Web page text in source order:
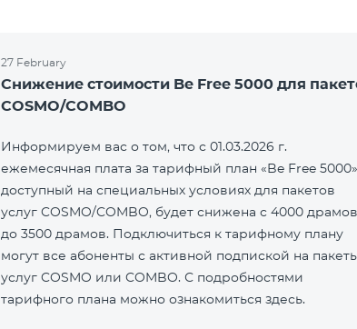
27 February
Снижение стоимости Be Free 5000 для
COSMO/COMBO
Информируем вас о том, что с 01.03.2026 г.
ежемесячная плата за тарифный план «Be Free
доступный на специальных условиях для пакетов
услуг COSMO/COMBO, будет снижена с 4000 драмов
до 3500 драмов. Подключиться к тарифному плану
могут все абоненты с активной подпиской на
услуг COSMO или COMBO. С подробностями
тарифного плана можно ознакомиться здесь.